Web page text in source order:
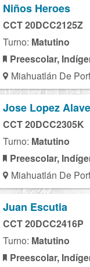
Niños Heroes
CCT 20DCC2125Z
Turno: Matutino
Preescolar,
Miahuatlán De
Jose Lopez
CCT 20DCC2305K
Turno: Matutino
Preescolar,
Miahuatlán De
Juan Escutia
CCT 20DCC2416P
Turno: Matutino
Preescolar,